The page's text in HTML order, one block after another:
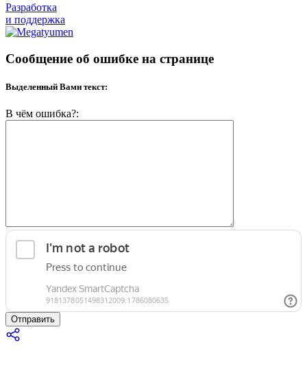
Разработка
и поддержка
Сообщение об ошибке на странице
Выделенный Вами текст:
В чём ошибка?:
Отправить